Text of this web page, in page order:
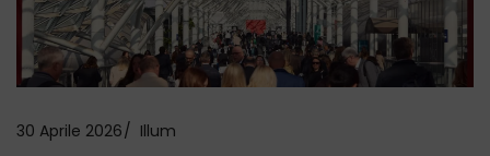
30 Aprile 2026 Illum